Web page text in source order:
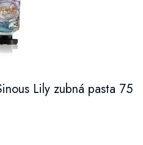
Lily zubná pasta 75